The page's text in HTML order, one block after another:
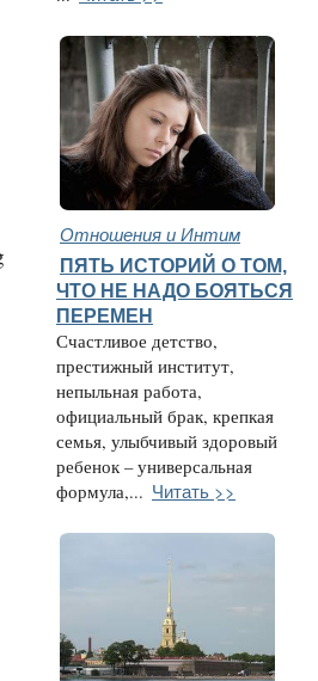
Отношения и Интим
ПЯТЬ ИСТОРИЙ О ТОМ,
ЧТО НЕ НАДО БОЯТЬСЯ
ПЕРЕМЕН
Счастливое детство,
престижный институт,
непыльная работа,
официальный брак, крепкая
семья, улыбчивый здоровый
ребенок – универсальная
формула,... Читать >>